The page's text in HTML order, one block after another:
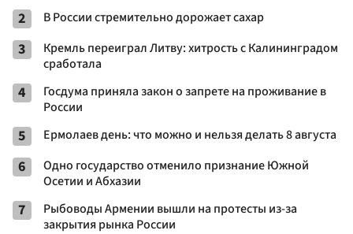
2 В России стремительно дорожает сахар
3
Кремль переиграл Литву: хитрость с Калининградом
сработала
4
Госдума приняла закон о запрете на проживание в
России
5 Ермолаев день: что можно и нельзя делать 8 августа
6
Одно государство отменило признание Южной
Осетии и Абхазии
7
Рыбоводы Армении вышли на протесты из-за
закрытия рынка России